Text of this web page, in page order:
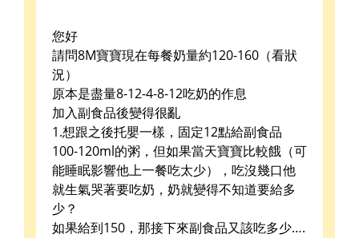
您好
請問8M寶寶現在每餐奶量約120-160（看狀
況）
原本是盡量8-12-4-8-12吃奶的作息
加入副食品後變得很亂
1.想跟之後托嬰一樣，固定12點給副食品
100-120ml的粥，但如果當天寶寶比較餓（可
能睡眠影響他上一餐吃太少），吃沒幾口他
就生氣哭著要吃奶，奶就變得不知道要給多
少？
如果給到150，那接下來副食品又該吃多少….